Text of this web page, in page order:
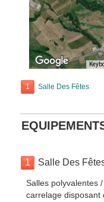
1 Salle Des Fêtes
1 Salle Des
Salles polyvalentes
carrelage disposant